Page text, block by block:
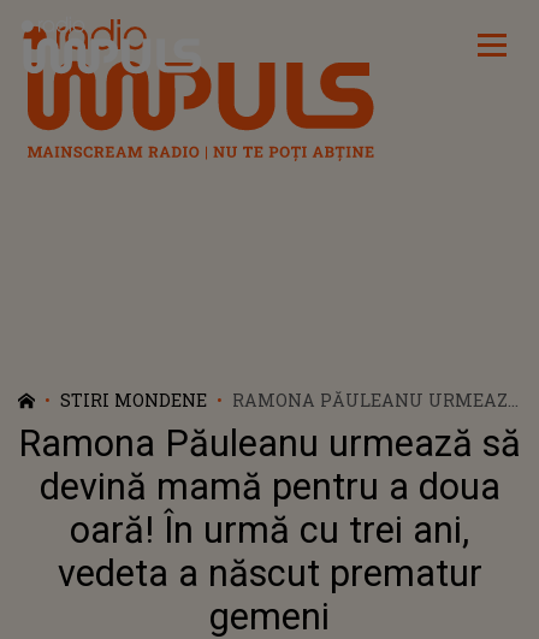
Radio Impuls
STIRI MONDENE
RAMONA PĂULEANU URMEAZĂ
SĂ DEVINĂ MAMĂ PENTRU A
DOUA OARĂ! ÎN URMĂ CU TREI
ANI, VEDETA A NĂSCUT
PREMATUR GEMENI
Ramona Păuleanu urmează să
devină mamă pentru a doua
oară! În urmă cu trei ani,
vedeta a născut prematur
gemeni